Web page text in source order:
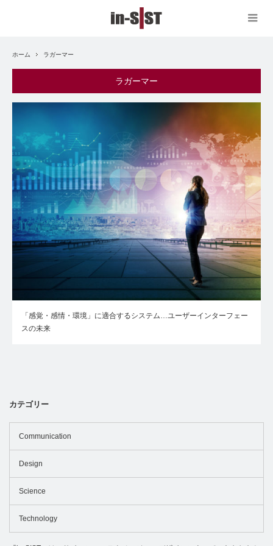
ホーム ラガーマー
ラガーマー
「感覚・感情・環境」に適合するシステム…ユーザーインターフェー
スの未来
カテゴリー
Communication
Design
Science
Technology